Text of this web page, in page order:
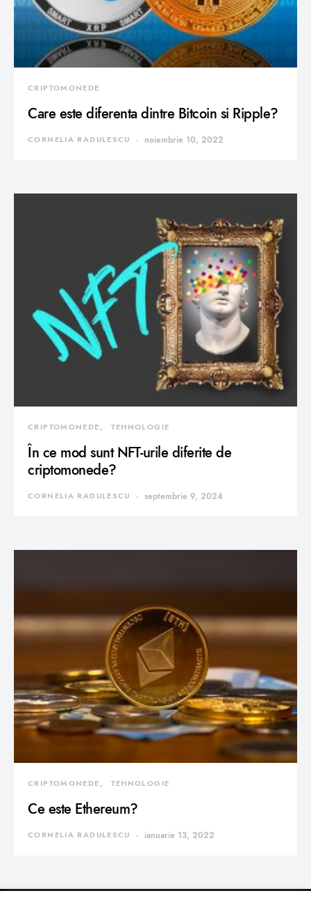
CRIPTOMONEDE
Care este diferenta dintre Bitcoin si Ripple?
CORNELIA RADULESCU noiembrie 10, 2022
CRIPTOMONEDE TEHNOLOGIE
În ce mod sunt NFT-urile diferite de
criptomonede?
CORNELIA RADULESCU septembrie 9, 2024
CRIPTOMONEDE TEHNOLOGIE
Ce este Ethereum?
CORNELIA RADULESCU ianuarie 13, 2022